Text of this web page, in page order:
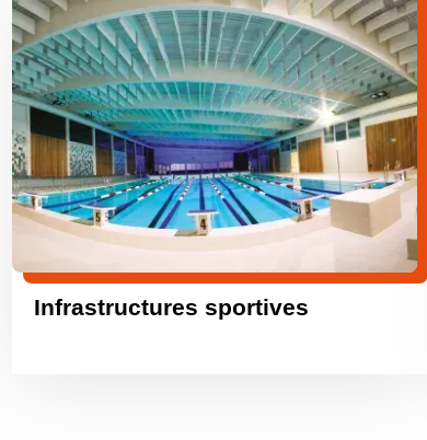
Infrastructures sportives